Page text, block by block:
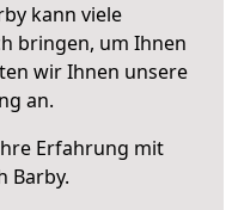
kann viele
bringen, um Ihnen
wir Ihnen unsere
an.
Erfahrung mit
Barby.